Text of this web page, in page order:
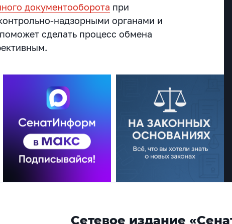
документооборота при
надзорными органами и
сделать процесс обмена
Сетевое издание